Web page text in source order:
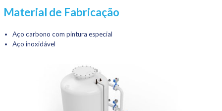
Material de Fabricação
Aço carbono com pintura especial
Aço inoxidável